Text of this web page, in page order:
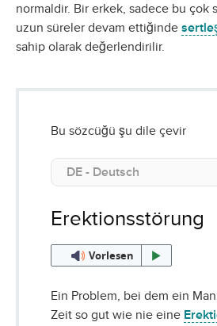
normaldir. Bir erkek, sadece bu çok
uzun süreler devam ettiğinde
sahip olarak değerlendirilir.
Bu sözcüğü şu dile çevir
Erektionsstörung
Vorlesen
Ein Problem, bei dem ein
Zeit so gut wie nie eine